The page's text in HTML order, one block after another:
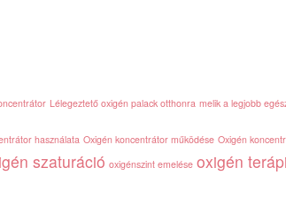
Lélegeztető oxigén palack otthonra melik a legjobb
használata Oxigén koncentrátor működése Oxigén
szaturáció oxigénszint emelése oxigén